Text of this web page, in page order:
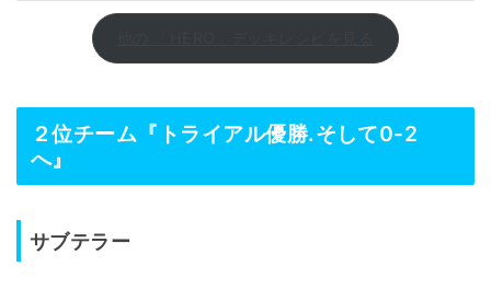
２位チーム『トライアル優勝.そして0-2
へ』
サブテラー